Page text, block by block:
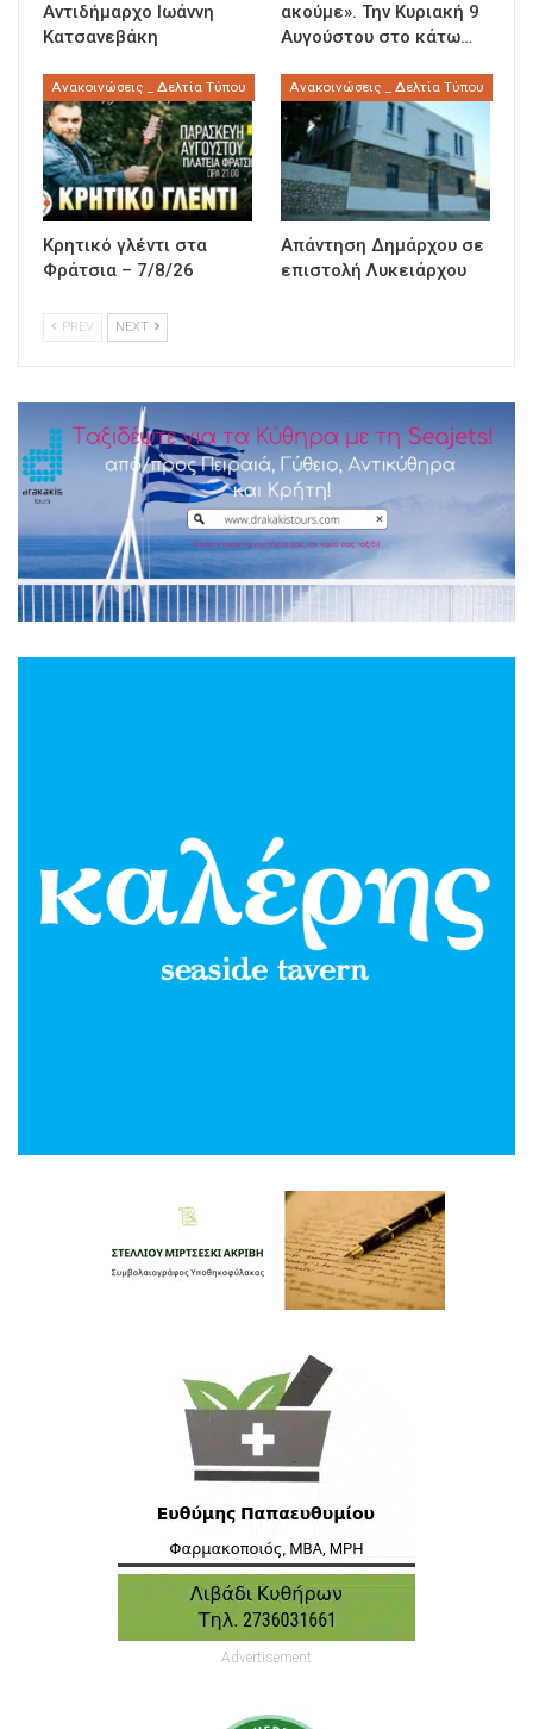
Αντιδήμαρχο Ιωάννη
Κατσανεβάκη
ακούμε». Την Κυριακή 9
Αυγούστου στο κάτω…
Ανακοινώσεις _ Δελτία Τύπου
Κρητικό γλέντι στα
Φράτσια – 7/8/26
Ανακοινώσεις _ Δελτία Τύπου
Απάντηση Δημάρχου σε
επιστολή Λυκειάρχου
PREV NEXT
Advertisement